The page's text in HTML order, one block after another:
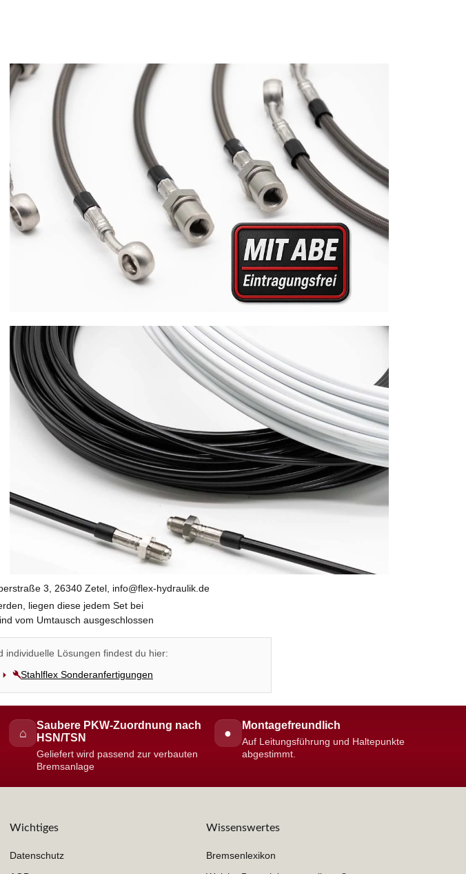
3, 26340 Zetel, info@flex-hydraulik.de
liegen diese jedem Set bei
vom Umtausch ausgeschlossen
individuelle Lösungen findest du hier:
Stahlflex Sonderanfertigungen
⌂
Saubere PKW-Zuordnung nach
HSN/TSN
Geliefert wird passend zur verbauten
Bremsanlage
●
Montagefreundlich
Auf Leitungsführung und Haltepunkte
abgestimmt.
Wichtiges
Datenschutz
Wissenswertes
Bremsenlexikon